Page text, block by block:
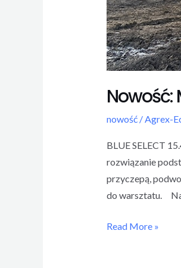
Nowość:
nowość/ Agrex-
BLUE SELECT
rozwiązanie
przyczepą,
do warsztatu.
Read More »